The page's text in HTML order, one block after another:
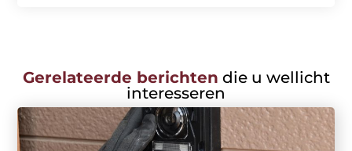
Gerelateerde berichten die u wellicht
interesseren